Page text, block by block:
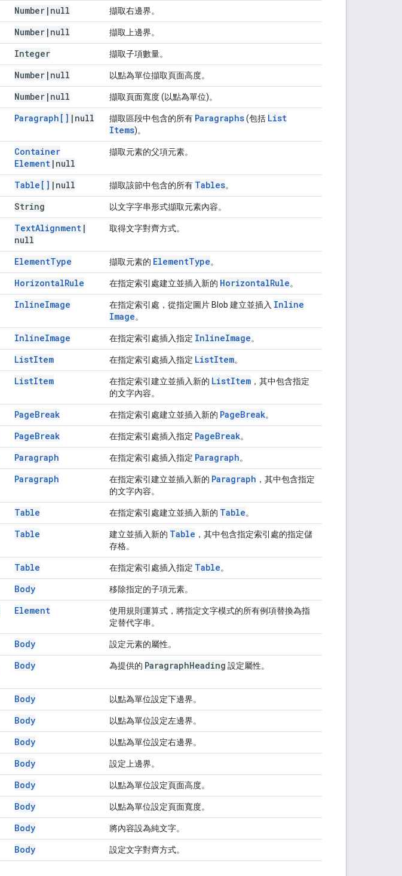
Number | null 擷取右邊界。
Number | null 擷取上邊界。
Integer 擷取子項數量。
Number | null 以點為單位擷取頁面高度。
Number | null 擷取頁面寬度 (以點為單位)。
Paragraph[] | null 擷取區段中包含的所有 Paragraphs(包括 List
Items)。
Container
Element | null
擷取元素的父項元素。
Table[] | null 擷取該節中包含的所有 Tables。
String 以文字字串形式擷取元素內容。
TextAlignment |
null
取得文字對齊方式。
ElementType 擷取元素的 ElementType。
HorizontalRule 在指定索引處建立並插入新的 HorizontalRule。
InlineImage 在指定索引處，從指定圖片 Blob 建立並插入 Inline
Image。
InlineImage 在指定索引處插入指定 InlineImage。
ListItem 在指定索引處插入指定 ListItem。
ListItem 在指定索引建立並插入新的 ListItem ，其中包含指定
的文字內容。
PageBreak 在指定索引處建立並插入新的 PageBreak。
PageBreak 在指定索引處插入指定 PageBreak。
Paragraph 在指定索引處插入指定 Paragraph。
Paragraph 在指定索引建立並插入新的 Paragraph ，其中包含指定
的文字內容。
Table 在指定索引處建立並插入新的 Table。
Table 建立並插入新的 Table ，其中包含指定索引處的指定儲
存格。
Table 在指定索引處插入指定 Table。
Body 移除指定的子項元素。
Element
使用規則運算式，將指定文字模式的所有例項替換為指
定替代字串。
Body 設定元素的屬性。
Body 為提供的 ParagraphHeading 設定屬性。
Body 以點為單位設定下邊界。
Body 以點為單位設定左邊界。
Body 以點為單位設定右邊界。
Body 設定上邊界。
Body 以點為單位設定頁面高度。
Body 以點為單位設定頁面寬度。
Body 將內容設為純文字。
Body 設定文字對齊方式。